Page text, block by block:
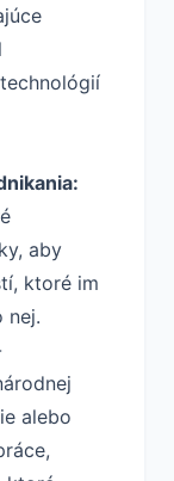
aby
ktoré im
nej.
alebo